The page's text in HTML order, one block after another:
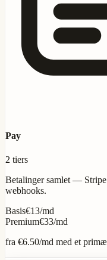
Pay
2 tiers
Betalinger samlet —
webhooks.
Basis€13/md
Premium€33/md
fra €6.50/md med et